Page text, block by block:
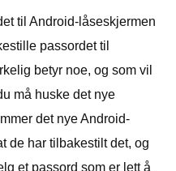
til Android-låseskjermen
passordet til
betyr noe, og som vil
må huske det nye
det nye Android-
de har tilbakestilt det, og
et passord som er lett å